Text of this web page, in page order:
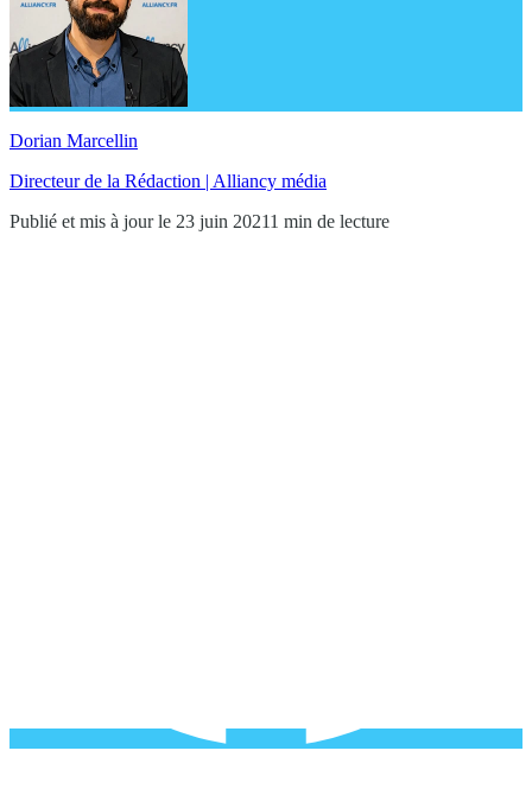
Dorian Marcellin
Directeur de la Rédaction | Alliancy média
Publié et mis à jour le 23 juin 20211 min de lecture